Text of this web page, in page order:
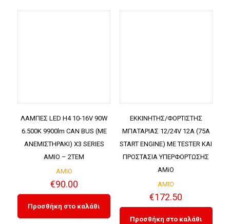
ΛΑΜΠΕΣ LED H4 10-16V 90W
6.500K 9900lm CAN BUS (ME
ΑΝΕΜΙΣΤΗΡΑΚΙ) X3 SERIES
AMIO – 2ΤΕΜ
AMIO
€90.00
Προσθήκη στο καλάθι
ΕΚΚΙΝΗΤΗΣ/ΦΟΡΤΙΣΤΗΣ
ΜΠΑΤΑΡΙΑΣ 12/24V 12A (75Α
START ENGINE) ΜΕ TESTER ΚΑΙ
ΠΡΟΣΤΑΣΙΑ ΥΠΕΡΦΟΡΤΩΣΗΣ
AMiO
AMIO
€172.50
Προσθήκη στο καλάθι